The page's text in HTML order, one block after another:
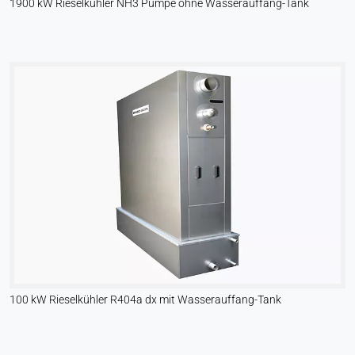
1900 kW Rieselkühler NH3 Pumpe ohne Wasserauffang-Tank
100 kW Rieselkühler R404a dx mit Wasserauffang-Tank